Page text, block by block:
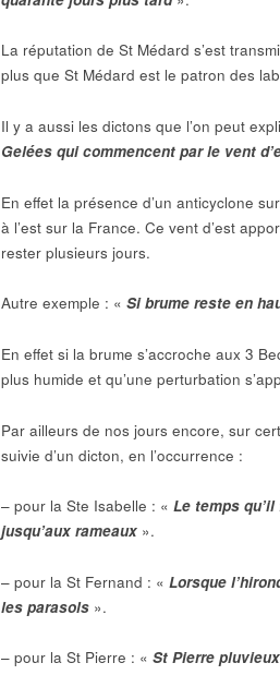
La réputation de St Médard s’est
plus que St Médard est le patron des
Il y a aussi les dictons que l’on peut
Gelées qui commencent par le vent
En effet la présence d’un anticyclone
à l’est sur la France. Ce vent d’est
rester plusieurs jours.
Autre exemple : « Si brume reste en
En effet si la brume s’accroche aux 3
plus humide et qu’une perturbation
Par ailleurs de nos jours encore, sur
suivie d’un dicton, en l’occurrence :
– pour la Ste Isabelle : « Le temps
jusqu’aux rameaux ».
– pour la St Fernand : « Lorsque
les parasols ».
– pour la St Pierre : « St Pierre